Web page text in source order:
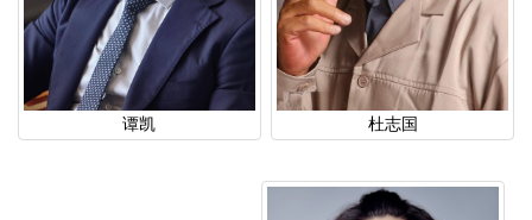
谭凯 杜志国